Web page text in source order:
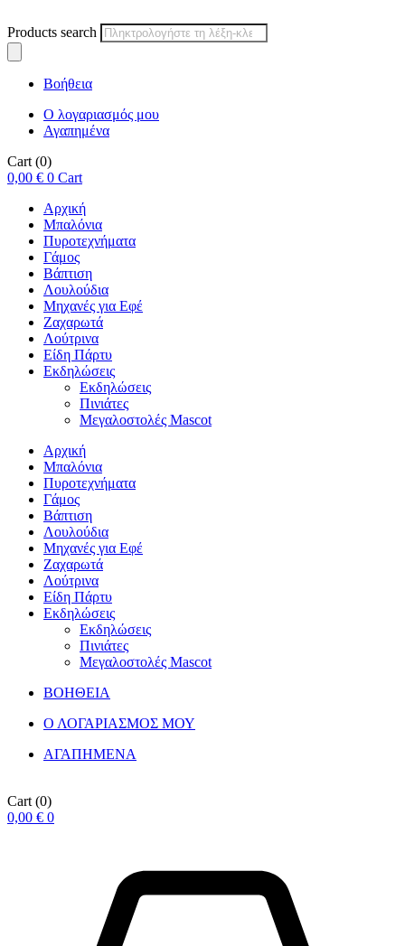
Products search
Βοήθεια
Ο λογαριασμός μου
Αγαπημένα
Cart (0)
0,00 € 0 Cart
Αρχική
Μπαλόνια
Πυροτεχνήματα
Γάμος
Βάπτιση
Λουλούδια
Μηχανές για Εφέ
Ζαχαρωτά
Λούτρινα
Είδη Πάρτυ
Εκδηλώσεις
Εκδηλώσεις
Πινιάτες
Μεγαλοστολές Mascot
Αρχική
Μπαλόνια
Πυροτεχνήματα
Γάμος
Βάπτιση
Λουλούδια
Μηχανές για Εφέ
Ζαχαρωτά
Λούτρινα
Είδη Πάρτυ
Εκδηλώσεις
Εκδηλώσεις
Πινιάτες
Μεγαλοστολές Mascot
ΒΟΗΘΕΙΑ
Ο ΛΟΓΑΡΙΑΣΜΟΣ ΜΟΥ
ΑΓΑΠΗΜΕΝΑ
Cart (0)
0,00 € 0